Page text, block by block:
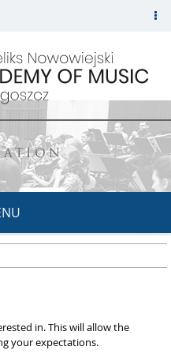
in. This will allow the
your expectations.